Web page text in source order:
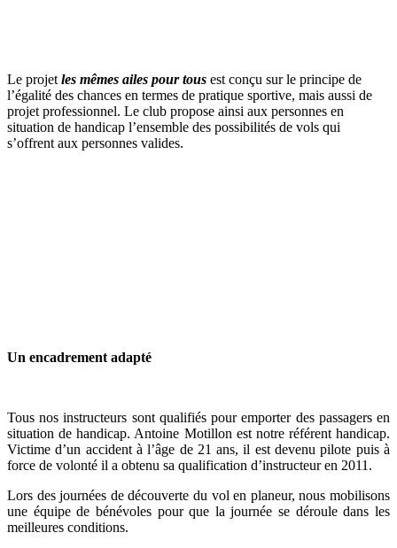
Le projet les mêmes ailes pour tous est conçu sur le principe de
l’égalité des chances en termes de pratique sportive, mais aussi de
projet professionnel. Le club propose ainsi aux personnes en
situation de handicap l’ensemble des possibilités de vols qui
s’offrent aux personnes valides.
Un encadrement adapté
Tous nos instructeurs sont qualifiés pour emporter des passagers en
situation de handicap. Antoine Motillon est notre référent handicap.
Victime d’un accident à l’âge de 21 ans, il est devenu pilote puis à
force de volonté il a obtenu sa qualification d’instructeur en 2011.
Lors des journées de découverte du vol en planeur, nous mobilisons
une équipe de bénévoles pour que la journée se déroule dans les
meilleures conditions.